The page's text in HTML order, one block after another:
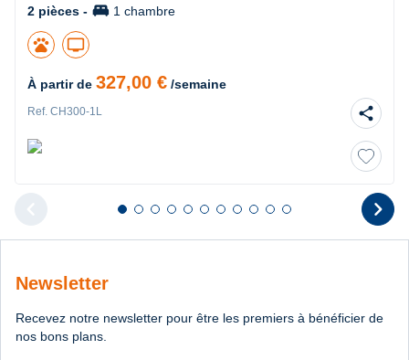
Diapositive
2 pièces - king_bed 1 chambre
pets tv
À partir de 327,00 € /semaine
Ref. CH300-1L share
chevron_right
Diapositive 1 sur 11
Diapositive 2 sur 11
Diapositive 3 sur 11
Diapositive 4 sur 11
Diapositive 5 sur 11
Diapositive 6 sur 11
Diapositive 7 sur 11
Diapositive 8 sur 11
Diapositive 9 sur 11
Diapositive 10 sur 11
Diapositive 11 sur 11
Newsletter
Recevez notre newsletter pour être les premiers à bénéficier de
nos bons plans.